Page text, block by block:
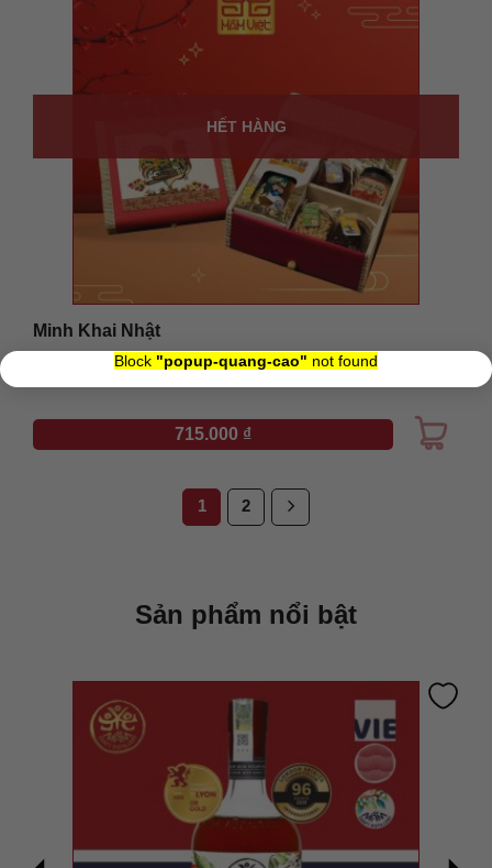
Block "popup-quang-cao" not found ×
HẾT HÀNG
Xuất xứ: Vietnam
Minh Khai Nhật
715.000 ₫
1 2
Sản phẩm nổi bật